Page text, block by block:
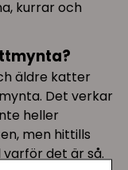
kurrar och
äldre katter
Det verkar
heller
men hittills
det är så.